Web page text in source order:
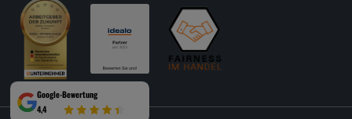
Google-Bewertung
4,4